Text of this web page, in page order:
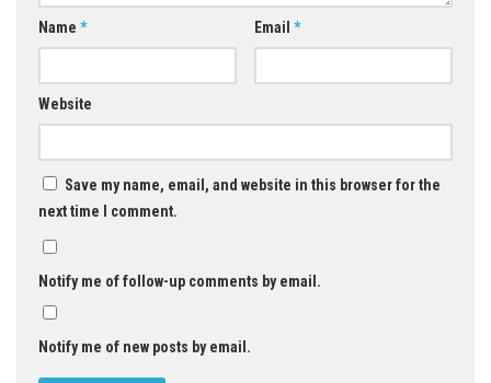
Name * Email *
Website
Save my name, email, and website in this browser for the
next time I comment.
Notify me of follow-up comments by email.
Notify me of new posts by email.